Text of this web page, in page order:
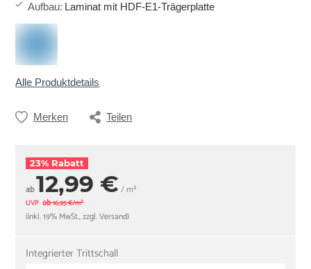
Aufbau: Laminat mit HDF-E1-Trägerplatte
Alle Produktdetails
Merken Teilen
23% Rabatt
ab12,99 € / m²
UVP ab16,95 €/m²
(inkl. 19% MwSt., zzgl. Versand)
Integrierter Trittschall